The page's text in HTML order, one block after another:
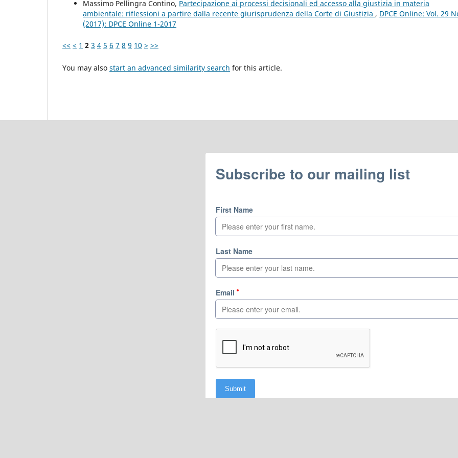
Massimo Pellingra Contino, Partecipazione ai processi decisionali ed accesso alla giustizia in materia
ambientale: riflessioni a partire dalla recente giurisprudenza della Corte di Giustizia , DPCE Online: Vol. 29
(2017): DPCE Online 1-2017
<< < 1 2 3 4 5 6 7 8 9 10 > >>
You may also start an advanced similarity search for this article.